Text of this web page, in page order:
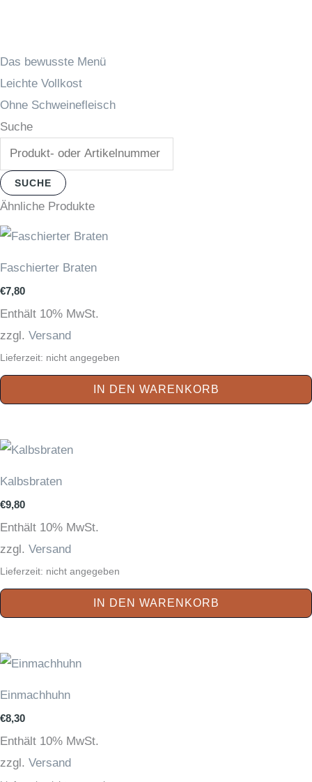
Das bewusste Menü
Leichte Vollkost
Ohne Schweinefleisch
Suche
SUCHE
Ähnliche Produkte
Faschierter Braten
€7,80
Enthält 10% MwSt.
zzgl. Versand
Lieferzeit: nicht angegeben
IN DEN WARENKORB
Kalbsbraten
€9,80
Enthält 10% MwSt.
zzgl. Versand
Lieferzeit: nicht angegeben
IN DEN WARENKORB
Einmachhuhn
€8,30
Enthält 10% MwSt.
zzgl. Versand